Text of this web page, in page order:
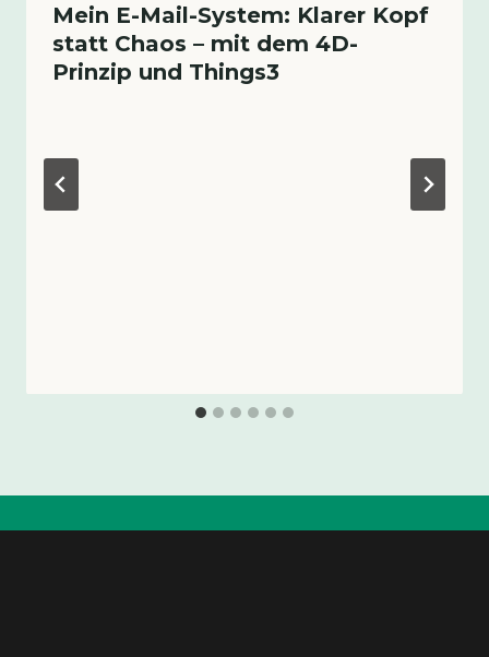
Mein E-Mail-System: Klarer Kopf
statt Chaos – mit dem 4D-
Prinzip und Things3